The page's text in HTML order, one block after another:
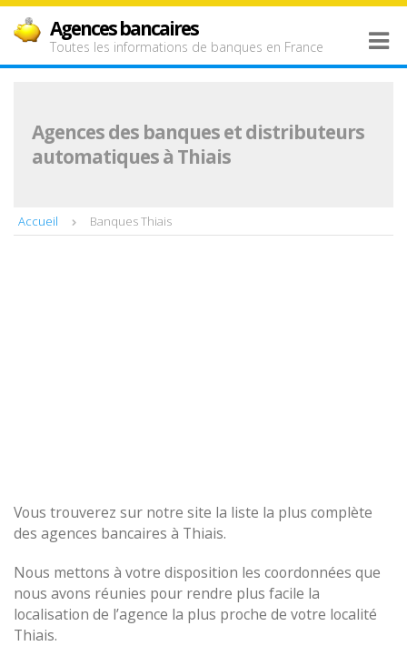
Agences bancaires
Toutes les informations de banques en France
Agences des banques et distributeurs
automatiques à Thiais
Accueil Banques Thiais
Vous trouverez sur notre site la liste la plus complète
des agences bancaires à Thiais.
Nous mettons à votre disposition les coordonnées que
nous avons réunies pour rendre plus facile la
localisation de l’agence la plus proche de votre localité
Thiais.